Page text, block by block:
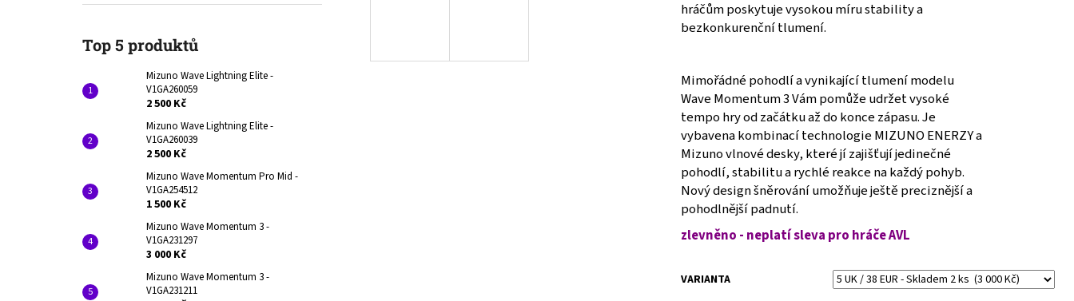
Top 5 produktů
Mizuno Wave Lightning Elite -
V1GA260059
2 500 Kč
Mizuno Wave Lightning Elite -
V1GA260039
2 500 Kč
Mizuno Wave Momentum Pro Mid -
V1GA254512
1 500 Kč
Mizuno Wave Momentum 3 -
V1GA231297
3 000 Kč
Mizuno Wave Momentum 3 -
V1GA231211
hráčům poskytuje vysokou míru stability a
bezkonkurenční tlumení.
Mimořádné pohodlí a vynikající tlumení modelu
Wave Momentum 3 Vám pomůže udržet vysoké
tempo hry od začátku až do konce zápasu. Je
vybavena kombinací technologie MIZUNO ENERZY a
Mizuno vlnové desky, které jí zajišťují jedinečné
pohodlí, stabilitu a rychlé reakce na každý pohyb.
Nový design šněrování umožňuje ještě preciznější a
pohodlnější padnutí.
zlevněno - neplatí sleva pro hráče AVL
VARIANTA
Původně: 3 990 Kč 2 990 Kč